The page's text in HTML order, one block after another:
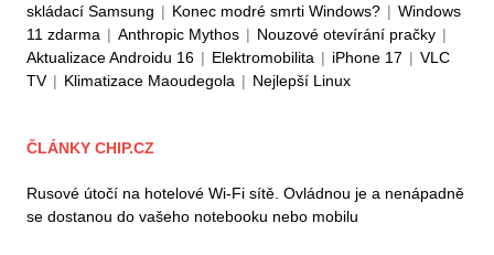
skládací Samsung | Konec modré smrti Windows? | Windows
11 zdarma | Anthropic Mythos | Nouzové otevírání pračky |
Aktualizace Androidu 16 | Elektromobilita | iPhone 17 | VLC
TV | Klimatizace Maoudegola | Nejlepší Linux
ČLÁNKY CHIP.CZ
Rusové útočí na hotelové Wi-Fi sítě. Ovládnou je a nenápadně
se dostanou do vašeho notebooku nebo mobilu